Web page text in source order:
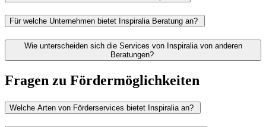
Für welche Unternehmen bietet Inspiralia Beratung an?
Wie unterscheiden sich die Services von Inspiralia von anderen
Beratungen?
Fragen zu Fördermöglichkeiten
Welche Arten von Förderservices bietet Inspiralia an?